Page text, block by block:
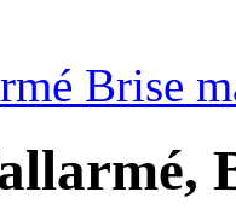
Brise